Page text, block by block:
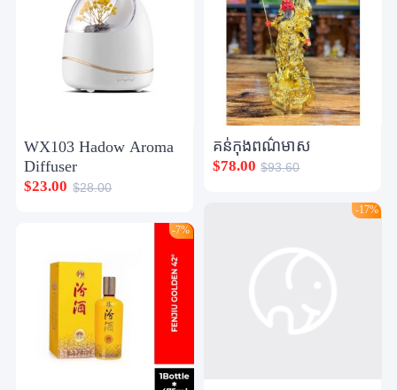
WX103 Hadow Aroma
Diffuser
$23.00 $28.00
-7%
គន់កុងពណ៌មាស
$78.00 $93.60
-17%